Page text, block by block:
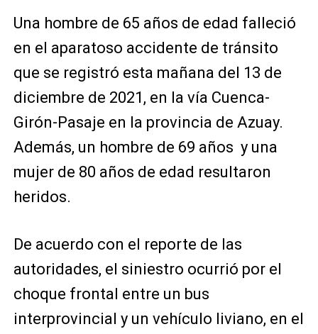
Una hombre de 65 años de edad falleció
en el aparatoso accidente de tránsito
que se registró esta mañana del 13 de
diciembre de 2021, en la vía Cuenca-
Girón-Pasaje en la provincia de Azuay.
Además, un hombre de 69 años y una
mujer de 80 años de edad resultaron
heridos.
De acuerdo con el reporte de las
autoridades, el siniestro ocurrió por el
choque frontal entre un bus
interprovincial y un vehículo liviano, en el